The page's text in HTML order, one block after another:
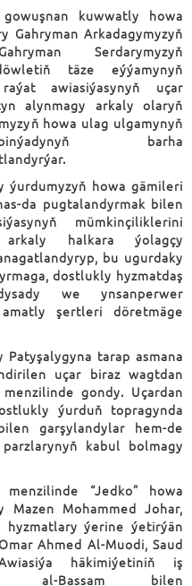
kuwwatly howa
Gahryman Arkadagymyzyň
Serdarymyzyň
täze eýýamynyň
awiasiýasynyň uçar
alynmagy arkaly olaryň
howa ulag ulgamynyň
barha
ýurdumyzyň howa gämileri
da pugtalandyrmak bilen
mümkinçiliklerini
halkara ýolagçy
bu ugurdaky
dostlukly hyzmatdaş
we ynsanperwer
şertleri döretmäge
Patyşalygyna tarap asmana
uçar biraz wagtdan
gondy. Uçardan
ýurduň topragynda
garşylandylar hem-de
kabul bolmagy
“Jedko” howa
Mazen Mohammed Johar,
hyzmatlary ýerine ýetirýän
Ahmed Al-Muodi, Saud
häkimiýetiniň iş
al-Bassam bilen